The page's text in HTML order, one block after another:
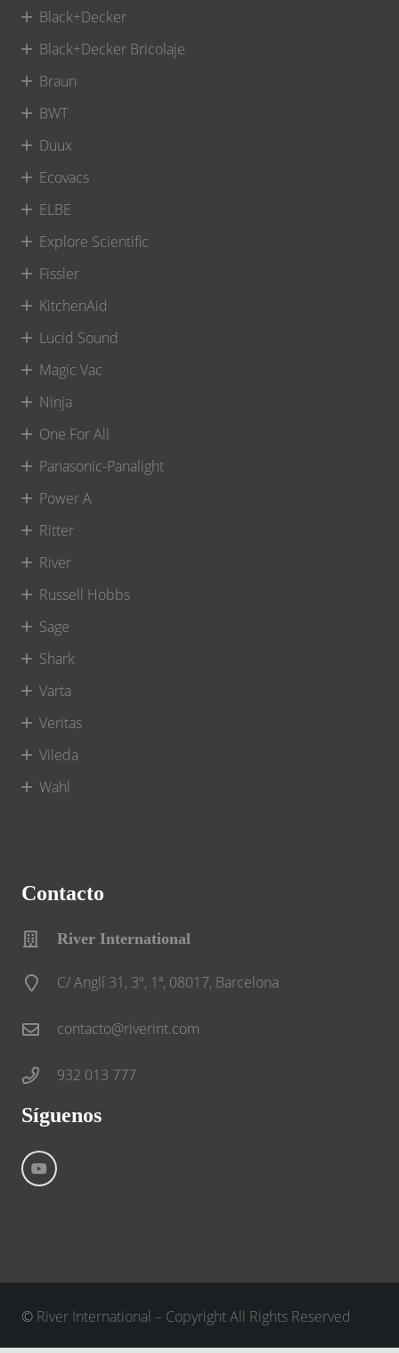
Black+Decker
Black+Decker Bricolaje
Braun
BWT
Duux
Ecovacs
ELBE
Explore Scientific
Fissler
KitchenAid
Lucid Sound
Magic Vac
Ninja
One For All
Panasonic-Panalight
Power A
Ritter
River
Russell Hobbs
Sage
Shark
Varta
Veritas
Vileda
Wahl
Contacto
River International
C/ Anglí 31, 3º, 1ª, 08017, Barcelona
contacto@riverint.com
932 013 777
Síguenos
© River International – Copyright All Rights Reserved